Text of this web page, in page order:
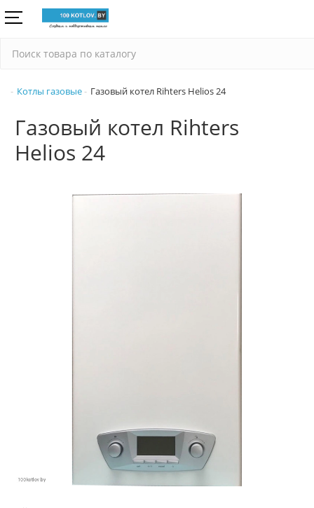
Котлы газовые Газовый котел Rihters Helios 24
Газовый котел Rihters
Helios 24